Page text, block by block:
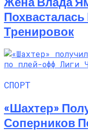
Похвасталась
Тренировок
СПОРТ
«Шахтер»
Соперников